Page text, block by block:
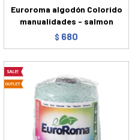
Euroroma algodón Colorido
manualidades - salmon
$ 680